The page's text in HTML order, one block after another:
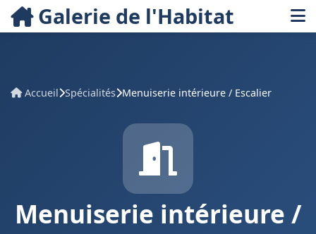
Galerie de l'Habitat
Accueil Spécialités Menuiserie intérieure / Escalier
Menuiserie intérieure /